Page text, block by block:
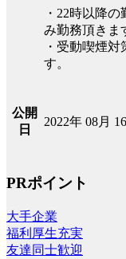
・22時以降
み勤務頂きま
・受動喫煙
す。
公開
日
2022年 08月
PRポイント
大手企業
福利厚生充実
友達同士歓迎